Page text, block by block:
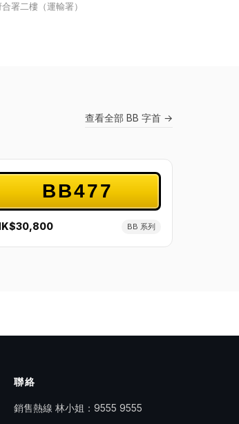
署二樓（運輸署）
查看全部 BB 字首 →
BB477
BB 系列
聯絡
銷售熱線 林小姐：9555 9555